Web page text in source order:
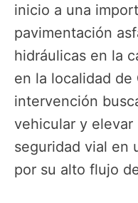
inicio a una
pavimentación
hidráulicas en la
en la localidad de
intervención
vehicular y elevar
seguridad vial en
por su alto flujo